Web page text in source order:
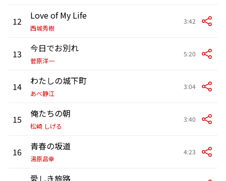
12 Love of My Life
西城秀樹
3:42
13 今日でお別れ
菅原洋一
5:20
14 わたしの城下町
あべ静江
3:04
15 俺たちの朝
松崎 しげる
3:40
16 青春の坂道
湯原昌幸
4:23
愛しき旅路